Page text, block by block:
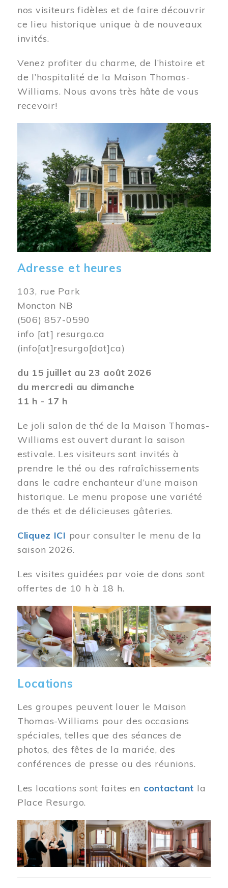
nos visiteurs fidèles et de faire découvrir
ce lieu historique unique à de nouveaux
invités.
Venez profiter du charme, de l’histoire et
de l’hospitalité de la Maison Thomas-
Williams. Nous avons très hâte de vous
recevoir!
Adresse et heures
103, rue Park
Moncton NB
(506) 857-0590
info [at] resurgo.ca
(info[at]resurgo[dot]ca)
du 15 juillet au 23 août 2026
du mercredi au dimanche
11 h - 17 h
Le joli salon de thé de la Maison Thomas-
Williams est ouvert durant la saison
estivale. Les visiteurs sont invités à
prendre le thé ou des rafraîchissements
dans le cadre enchanteur d’une maison
historique. Le menu propose une variété
de thés et de délicieuses gâteries.
Cliquez ICI pour consulter le menu de la
saison 2026.
Les visites guidées par voie de dons sont
offertes de 10 h à 18 h.
Image
Locations
Les groupes peuvent louer le Maison
Thomas-Williams pour des occasions
spéciales, telles que des séances de
photos, des fêtes de la mariée, des
conférences de presse ou des réunions.
Les locations sont faites en contactant la
Place Resurgo.
Image